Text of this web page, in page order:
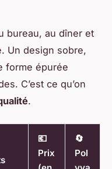
bureau, au dîner et
Un design sobre,
forme épurée
C’est ce qu’on
.
💶
Prix
🔄
Pol